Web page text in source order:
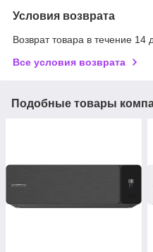
Условия возврата
Возврат товара в течение 14
Все условия возврата
Подобные товары